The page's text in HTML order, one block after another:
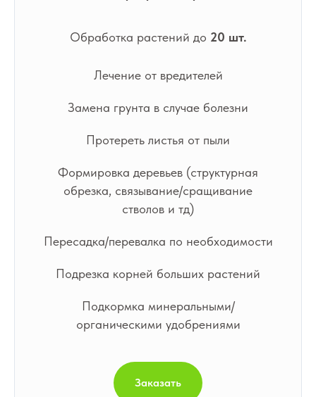
Обработка растений до 20 шт.
Лечение от вредителей
Замена грунта в случае болезни
Протереть листья от пыли
Формировка деревьев (структурная
обрезка, связывание/сращивание
стволов и тд)
Пересадка/перевалка по необходимости
Подрезка корней больших растений
Подкормка минеральными/
органическими удобрениями
Заказать